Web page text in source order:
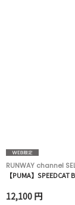
RUNWAY channel
【PUMA】SPEEDCAT
12,100 円